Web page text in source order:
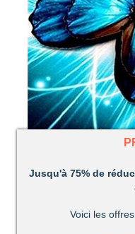
Papillon
Jusqu'à 75% de
Voici les